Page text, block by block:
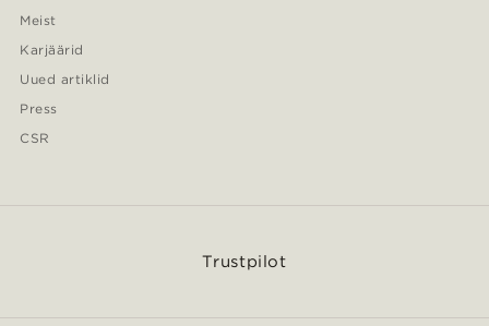
Meist
Karjäärid
Uued artiklid
Press
CSR
Trustpilot